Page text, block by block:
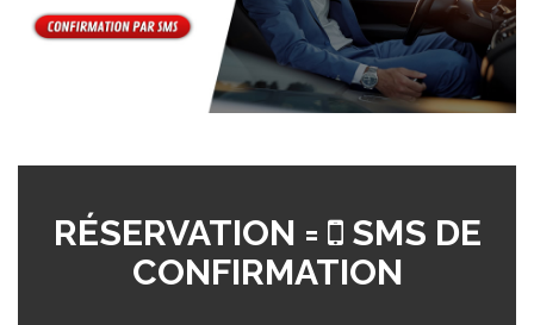
RÉSERVATION =
SMS DE
CONFIRMATION